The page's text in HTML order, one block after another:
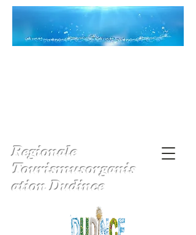
Regionale
Tourismusorganis
ation Dudince